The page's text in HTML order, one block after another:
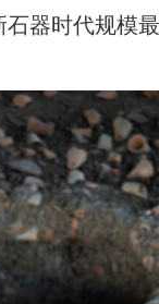
器时代规模